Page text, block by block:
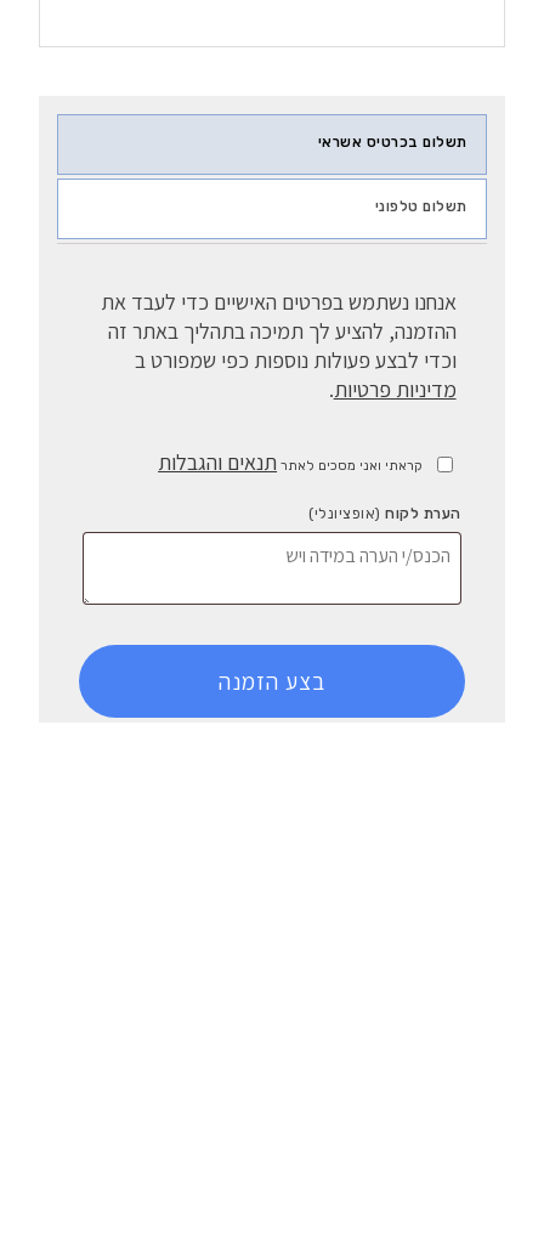
תשלום בכרטיס אשראי
תשלום טלפוני
אנחנו נשתמש בפרטים האישיים כדי לעבד את
ההזמנה, להציע לך תמיכה בתהליך באתר זה
וכדי לבצע פעולות נוספות כפי שמפורט ב
מדיניות פרטיות.
קראתי ואני מסכים לאתר תנאים והגבלות
הערת לקוח (אופציונלי)
בצע הזמנה